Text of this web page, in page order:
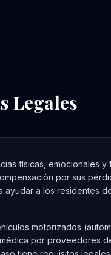
Legales
físicas, emocionales y
por sus
ayudar a los residentes
motorizados
por proveedores